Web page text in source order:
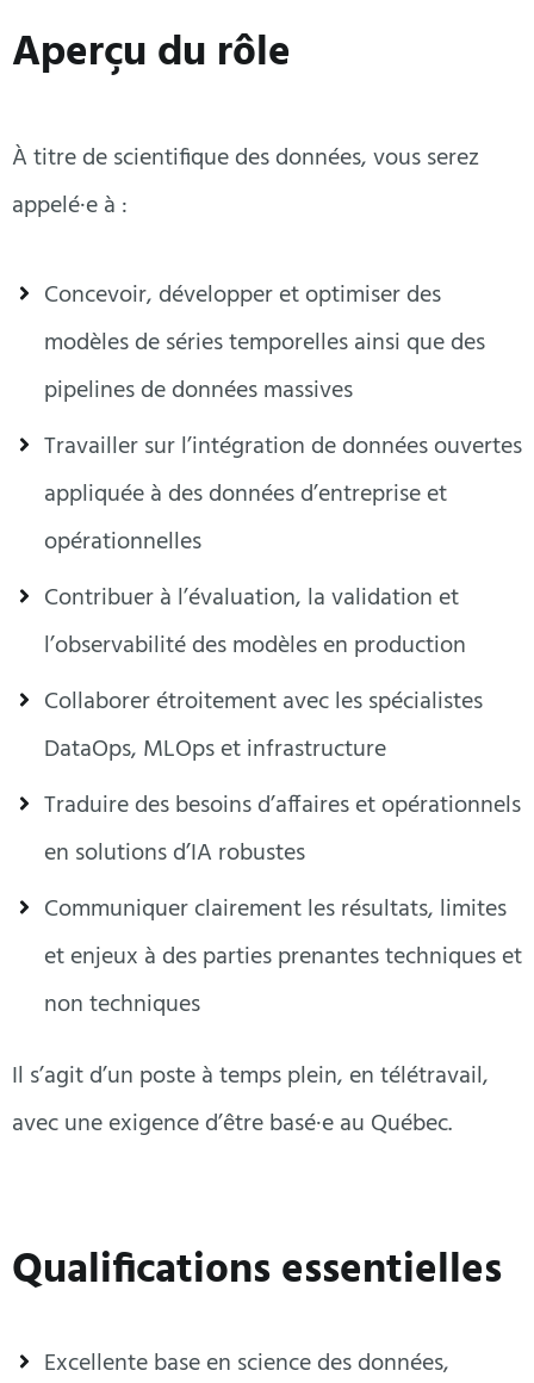
Aperçu du rôle
À titre de scientifique des données, vous serez
appelé·e à :
Concevoir, développer et optimiser des
modèles de séries temporelles ainsi que des
pipelines de données massives
Travailler sur l’intégration de données ouvertes
appliquée à des données d’entreprise et
opérationnelles
Contribuer à l’évaluation, la validation et
l’observabilité des modèles en production
Collaborer étroitement avec les spécialistes
DataOps, MLOps et infrastructure
Traduire des besoins d’affaires et opérationnels
en solutions d’IA robustes
Communiquer clairement les résultats, limites
et enjeux à des parties prenantes techniques et
non techniques
Il s’agit d’un poste à temps plein, en télétravail,
avec une exigence d’être basé·e au Québec.
Qualifications essentielles
Excellente base en science des données,